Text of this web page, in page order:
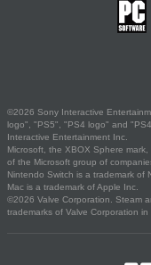
©2026 Sony Interactive
logo", "PS5", "PS4 logo" and
Interactive Entertainment Inc.
Microsoft, the XBOX Sphere
of the Microsoft group of
Nintendo Switch is a trademark of
Mac is a trademark of Apple Inc.
©2026 Valve Corporation. Steam
trademarks of Valve Corporation